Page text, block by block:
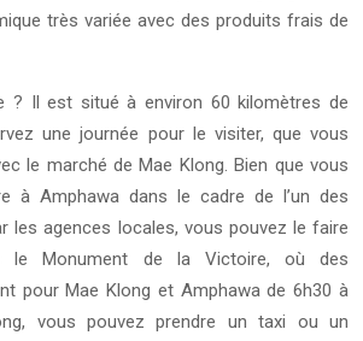
très variée avec des produits frais de
? Il est situé à environ 60 kilomètres de
une journée pour le visiter, que vous
le marché de Mae Klong. Bien que vous
à Amphawa dans le cadre de l’un des
les agences locales, vous pouvez le faire
le Monument de la Victoire, où des
pour Mae Klong et Amphawa de 6h30 à
vous pouvez prendre un taxi ou un